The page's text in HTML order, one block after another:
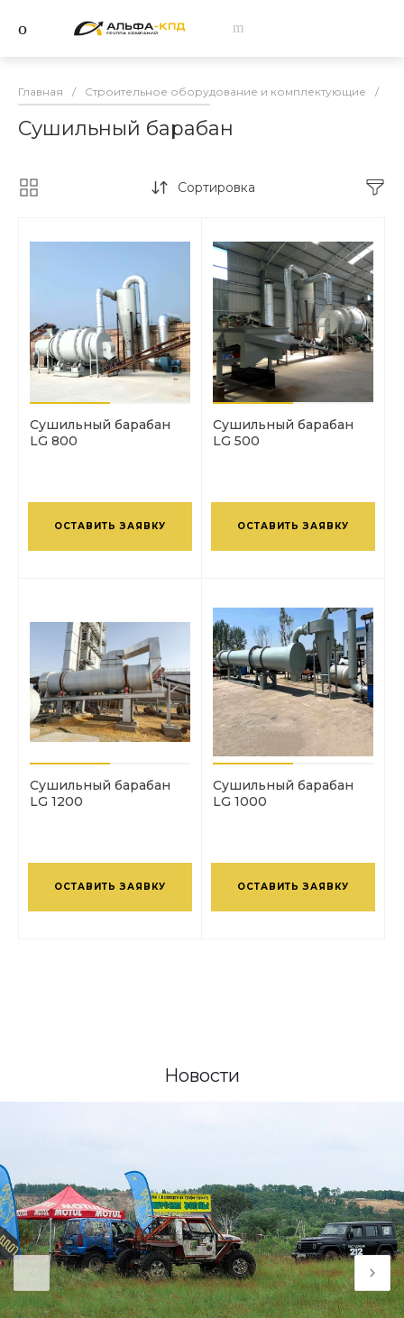
Главная / Строительное оборудование и комплектующие /
Сушильный барабан
Сортировка
Сушильный барабан
LG 800
ОСТАВИТЬ ЗАЯВКУ
Сушильный барабан
LG 500
ОСТАВИТЬ ЗАЯВКУ
Сушильный барабан
LG 1200
ОСТАВИТЬ ЗАЯВКУ
Сушильный барабан
LG 1000
ОСТАВИТЬ ЗАЯВКУ
Новости